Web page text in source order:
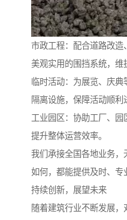
市政工程：配合道路改
美观实用的围挡系统，维
临时活动：为展览、庆
隔离设施，保障活动顺利
工业园区：协助工厂、园
提升整体运营效率。
我们承接全国各地业务
如何，都能提供及时、专
持续创新，展望未来
随着建筑行业不断发展